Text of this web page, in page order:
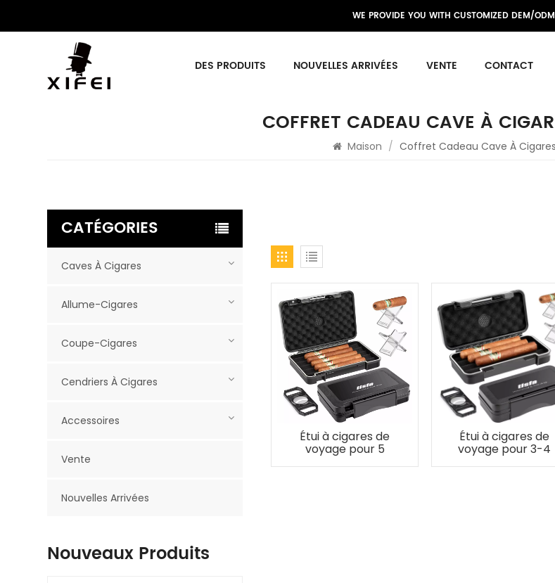
WE PROVIDE YOU WITH CUSTOMIZED DEM/
DES PRODUITS NOUVELLES ARRIVÉES VENTE CONTACT
COFFRET CADEAU CAVE À
Maison / Coffret Cadeau Cave À
Étui à cigares de
voyage pour 5
Étui à cigares de
voyage pour 3-4
CATÉGORIES
Caves À Cigares
Allume-Cigares
Coupe-Cigares
Cendriers À Cigares
Accessoires
Vente
Nouvelles Arrivées
Nouveaux Produits